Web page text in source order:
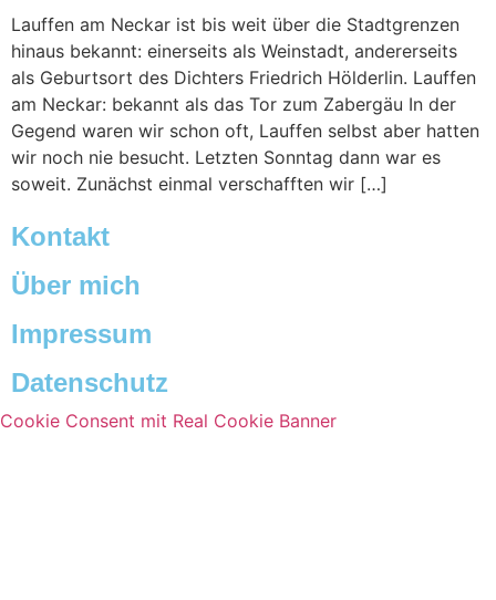
Lauffen am Neckar ist bis weit über die Stadtgrenzen
hinaus bekannt: einerseits als Weinstadt, andererseits
als Geburtsort des Dichters Friedrich Hölderlin. Lauffen
am Neckar: bekannt als das Tor zum Zabergäu In der
Gegend waren wir schon oft, Lauffen selbst aber hatten
wir noch nie besucht. Letzten Sonntag dann war es
soweit. Zunächst einmal verschafften wir […]
Kontakt
Über mich
Impressum
Datenschutz
Cookie Consent mit Real Cookie Banner